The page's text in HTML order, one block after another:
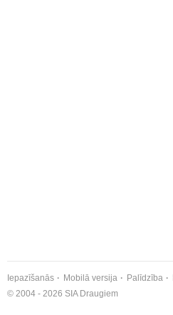
Iepazīšanās Mobilā versija Palīdzība
© 2004 - 2026 SIA Draugiem